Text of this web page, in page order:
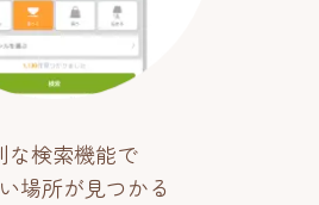
な検索機能で
場所が見つかる